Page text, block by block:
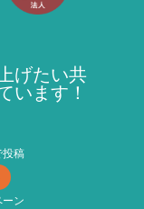
げたい共
います！
稿
ン